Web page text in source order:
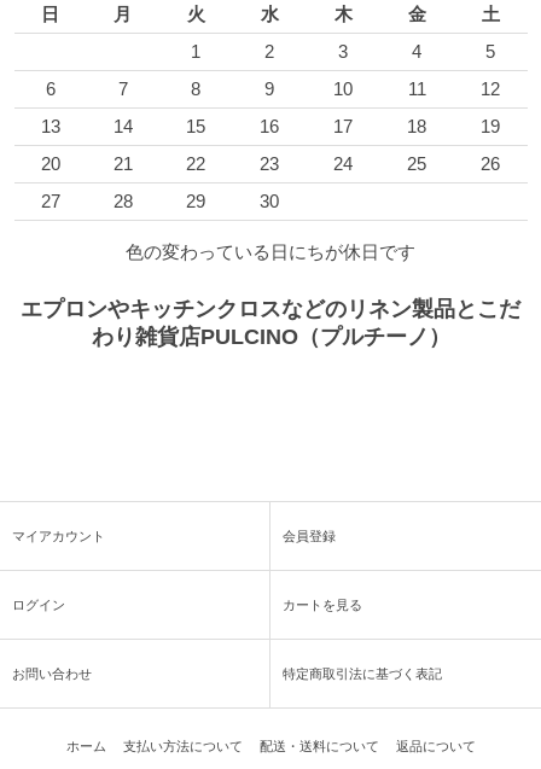
日 月 火 水 木 金
土
1
2 3 4
5
6
7 8 9 10 11
12
13
14 15 16 17 18
19
20
21 22 23 24 25
26
27
28 29 30
色の変わっている日にちが休日です
エプロンやキッチンクロスなどのリネン製品とこだ
わり雑貨店PULCINO（プルチーノ）
マイアカウント 会員登録
ログイン カートを見る
お問い合わせ 特定商取引法に基づく表記
ホーム 支払い方法について 配送・送料について 返品について